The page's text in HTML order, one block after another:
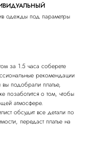
одежды под параметры
за 1.5 часа соберете
рекомендации
подобрали платье,
позаботится о том, чтобы
атмосфере.
обсудит все детали по
передаст платье на